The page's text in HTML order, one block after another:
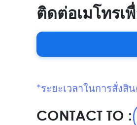
ติดต่อเมโทรเ
*ระยะเวลาในการสั่ง
CONTACT TO :